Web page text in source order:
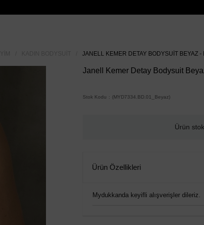
JANELL KEMER DETAY BODYSUIT BEYAZ -
Janell Kemer Detay Bodysuit
Stok Kodu (MYD7334.BD.01_Beyaz)
Ürün
Ürün Özellikleri
Mydukkanda keyifli alışverişler dileriz.